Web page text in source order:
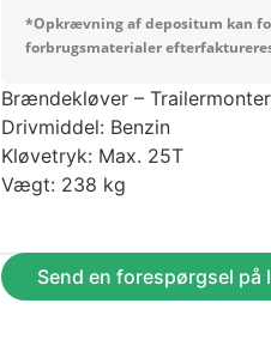
*Opkrævning af depositum kan
forbrugsmaterialer
Brændekløver –
Drivmiddel: Benzin
Kløvetryk: Max. 25T
Vægt: 238 kg
Send en forespørgsel på